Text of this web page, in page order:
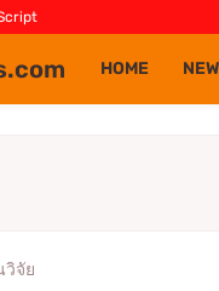
HOME
วิจัย